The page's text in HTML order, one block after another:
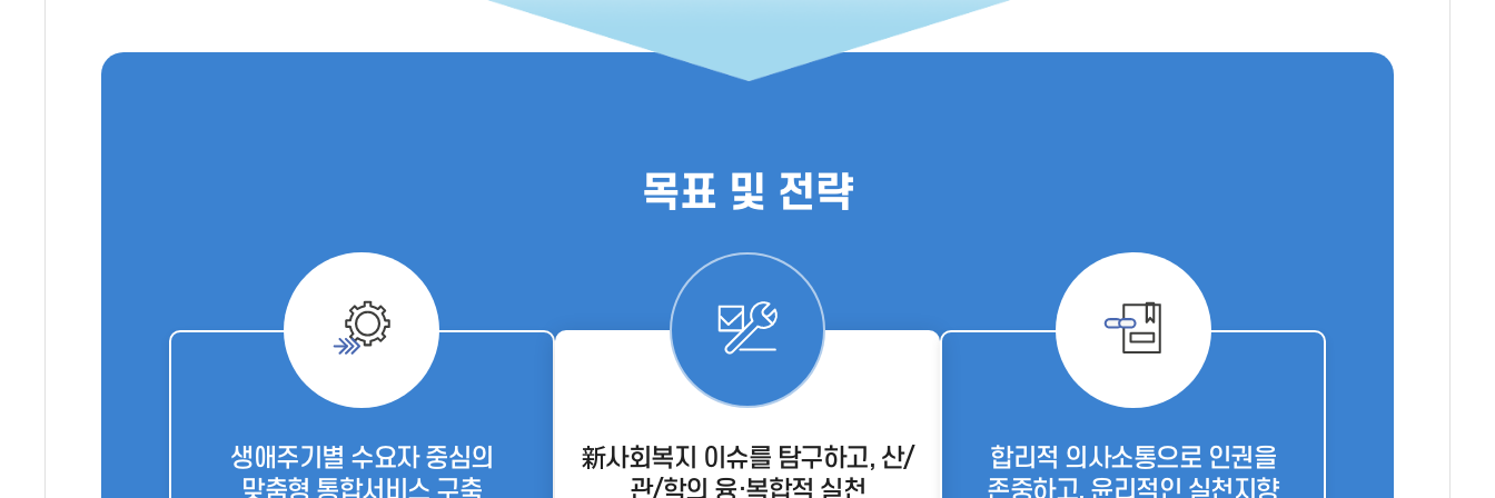
목표 및 전략
생애주기별 수요자 중심의
맞춤형 통합서비스 구축
新사회복지 이슈를 탐구하고, 산/
관/학의 융·복합적 실천
합리적 의사소통으로 인권을
존중하고, 윤리적인 실천지향